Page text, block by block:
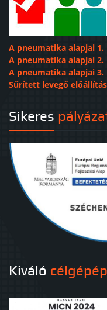
A pneumatika alapjai 1.
A pneumatika alapjai 2.
A pneumatika alapjai 3.
Sűrített levegő
Sikeres
Kiváló